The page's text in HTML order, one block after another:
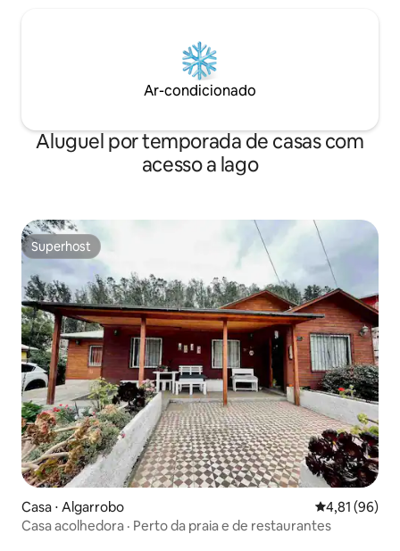
Ar-condicionado
Aluguel por temporada de casas com
acesso a lago
Superhost
Superhost
Casa ⋅ Algarrobo 4,81 de uma
4,81 (96)
Casa acolhedora · Perto da praia e de restaurantes